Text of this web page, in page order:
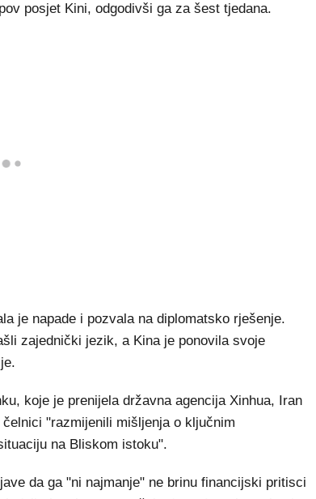
posjet Kini, odgodivši ga za šest tjedana.
je napade i pozvala na diplomatsko rješenje.
zajednički jezik, a Kina je ponovila svoje
koje je prenijela državna agencija Xinhua, Iran
"razmijenili mišljenja o ključnim
na Bliskom istoku".
da ga "ni najmanje" ne brinu financijski pritisci